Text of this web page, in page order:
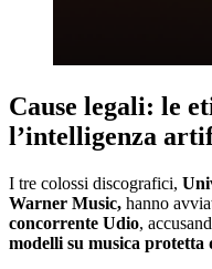
Cause legali: le
l’intelligenza
I tre colossi discografici,
Warner Music, hanno
concorrente Udio,
modelli su musica protetta